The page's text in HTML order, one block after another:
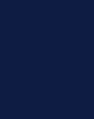
en